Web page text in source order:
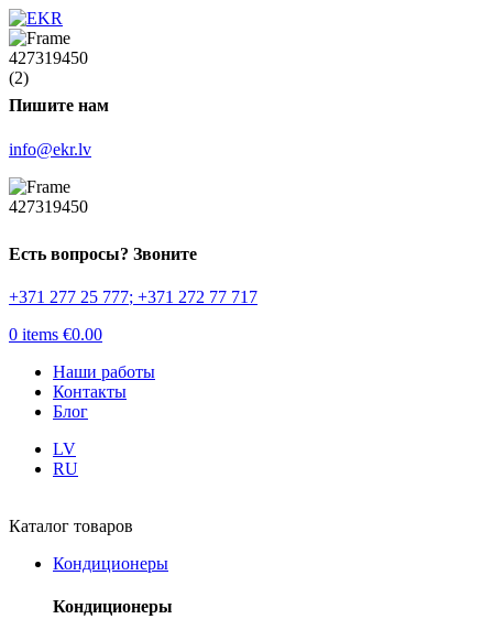
Пишите нам
info@ekr.lv
Есть вопросы? Звоните
+371 277 25 777; +371 272 77 717
0 items €0.00
Наши работы
Контакты
Блог
LV
RU
Каталог товаров
Кондиционеры
Кондиционеры